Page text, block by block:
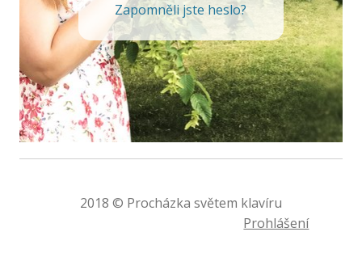
Zapomněli jste heslo?
2018 © Procházka světem klavíru
Prohlášení